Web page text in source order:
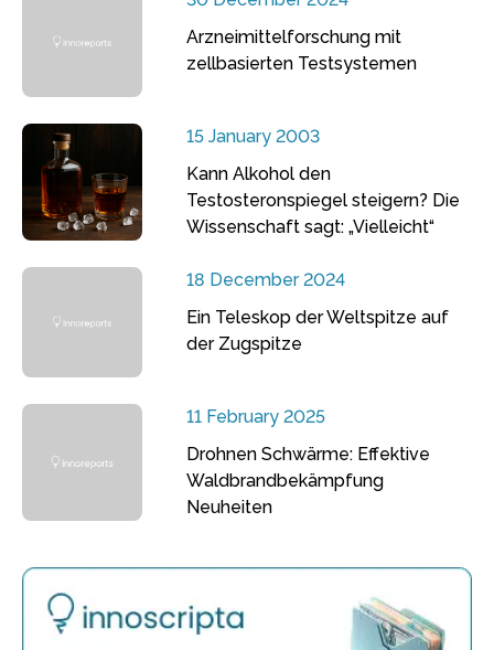
Arzneimittelforschung mit
zellbasierten Testsystemen
15 January 2003
Kann Alkohol den
Testosteronspiegel steigern? Die
Wissenschaft sagt: „Vielleicht“
18 December 2024
Ein Teleskop der Weltspitze auf
der Zugspitze
11 February 2025
Drohnen Schwärme: Effektive
Waldbrandbekämpfung
Neuheiten